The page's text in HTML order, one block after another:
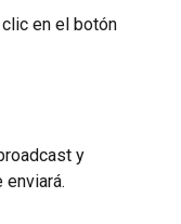
en el botón
y